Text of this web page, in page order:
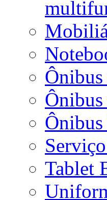
Tablet